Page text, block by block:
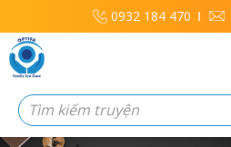
0932 184 470